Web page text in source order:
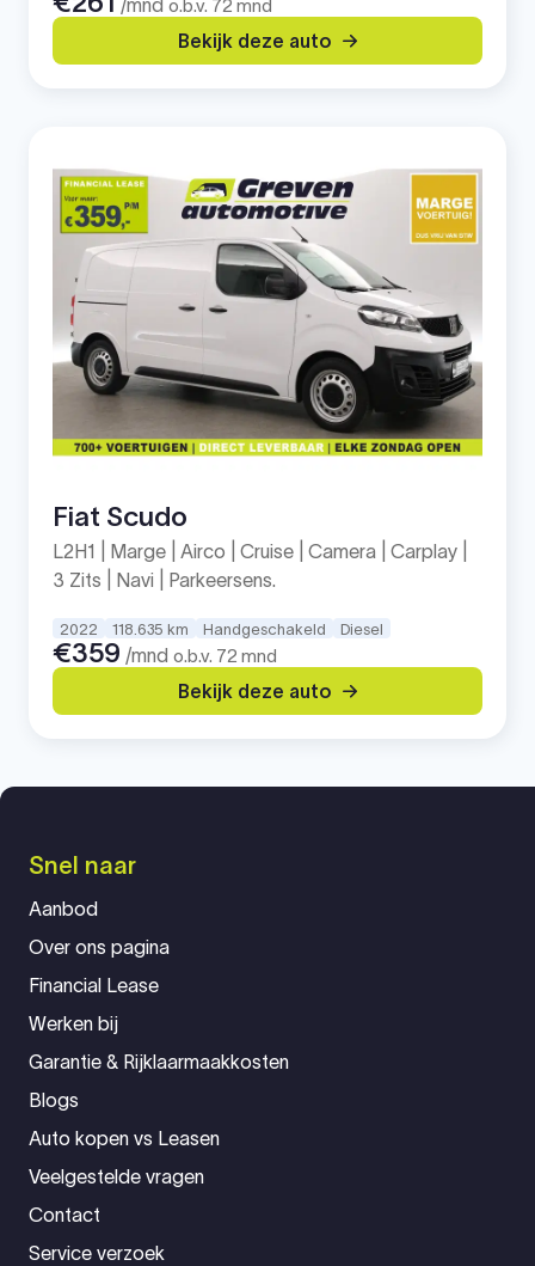
/mnd o.b.v. 72 mnd
Bekijk deze auto
Fiat Scudo
L2H1 | Marge | Airco | Cruise | Camera | Carplay |
3 Zits | Navi | Parkeersens.
2022 118.635 km Handgeschakeld Diesel
€359 /mnd o.b.v. 72 mnd
Bekijk deze auto
Snel naar
Aanbod
Over ons pagina
Financial Lease
Werken bij
Garantie & Rijklaarmaakkosten
Blogs
Auto kopen vs Leasen
Veelgestelde vragen
Contact
Service verzoek